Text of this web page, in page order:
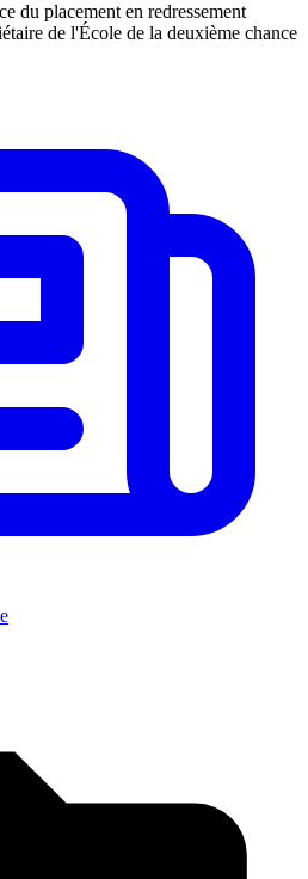
du placement en redressement
de l'École de la deuxième chance